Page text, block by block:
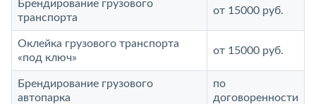
Брендирование грузового
транспорта
от 15000 руб.
Оклейка грузового транспорта
«под ключ»
от 15000 руб.
Брендирование грузового
автопарка
по
договоренности